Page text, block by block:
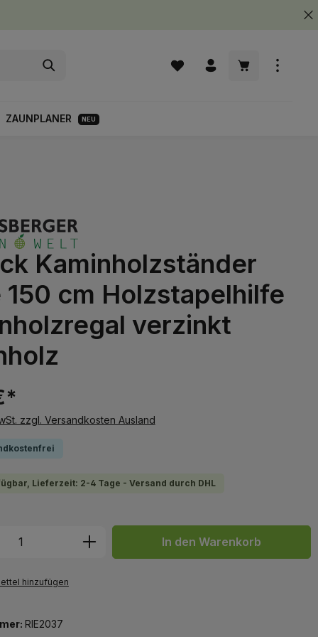
Warenkorb
ZAUNPLANER NEU
Kaminholzständer
150 cm Holzstapelhilfe
verzinkt
zzgl. Versandkosten Ausland
Lieferzeit: 2-4 Tage - Versand durch DHL
Anzahl: Gib den gewünschten Wert
In den Warenkorb
hinzufügen
RIE2037